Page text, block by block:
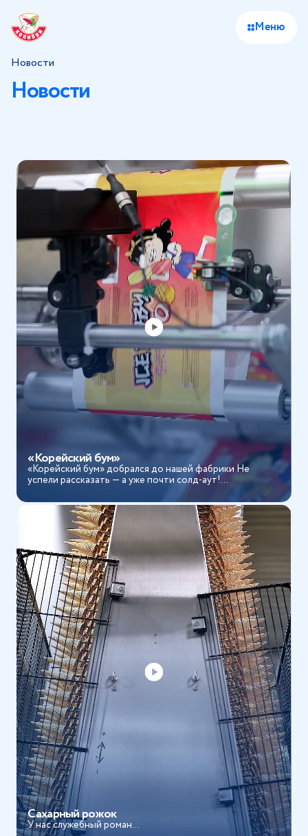
Меню
Новости
Новости
«Корейский бум»
«Корейский бум» добрался до нашей фабрики Не
успели рассказать — а уже почти солд-аут!...
Сахарный рожок
У нас служебный роман...